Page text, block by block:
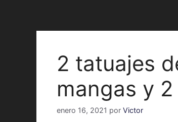
2 tatuajes
mangas y
enero 16, 2021 por Victor